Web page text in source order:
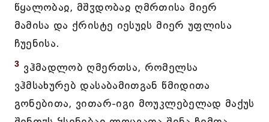
წყალობაჲ, მშჳდობაჲ ღმრთისა მიერ
მამისა და ქრისტე იესუჲს მიერ უფლისა
ჩუენისა.
3 ვჰმადლობ ღმერთსა, რომელსა
ვჰმსახურებ დასაბამითგან წმიდითა
გონებითა, ვითარ-იგი მოუკლებელად მაქუს